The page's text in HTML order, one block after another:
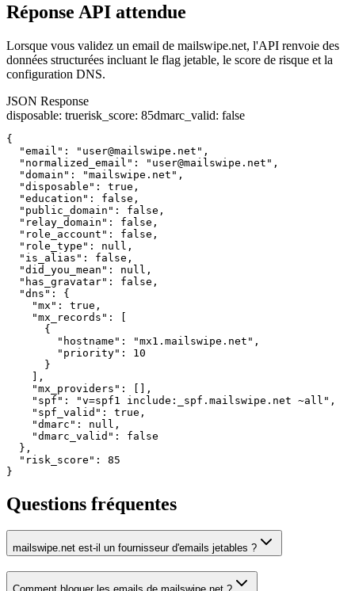
Réponse API attendue
Lorsque vous validez un email de mailswipe.net, l'API renvoie des
données structurées incluant le flag jetable, le score de risque et la
configuration DNS.
JSON Response
disposable: truerisk_score: 85dmarc_valid: false
{
  "email": "user@mailswipe.net",
  "normalized_email": "user@mailswipe.net",
  "domain": "mailswipe.net",
  "disposable": true,
  "education": false,
  "public_domain": false,
  "relay_domain": false,
  "role_account": false,
  "role_type": null,
  "is_alias": false,
  "did_you_mean": null,
  "has_gravatar": false,
  "dns": {
    "mx": true,
    "mx_records": [
      {
        "hostname": "mx1.mailswipe.net",
        "priority": 10
      }
    ],
    "mx_providers": [],
    "spf": "v=spf1 include:_spf.mailswipe.net ~all",
    "spf_valid": true,
    "dmarc": null,
    "dmarc_valid": false
  },
  "risk_score": 85
}
Questions fréquentes
mailswipe.net est-il un fournisseur d'emails jetables ?